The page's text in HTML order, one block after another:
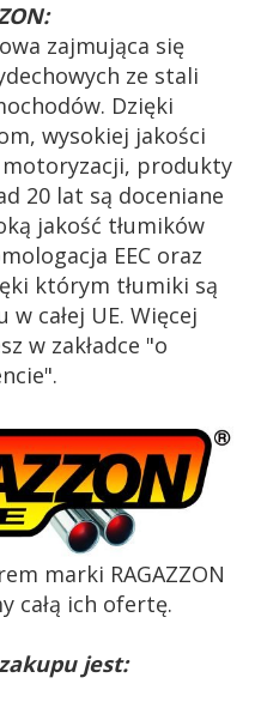
zajmująca się
ze stali
Dzięki
wysokiej jakości
produkty
20 lat są doceniane
jakość tłumików
EEC oraz
którym tłumiki są
całej UE. Więcej
w zakładce "o
marki RAGAZZON
całą ich ofertę.
jest: